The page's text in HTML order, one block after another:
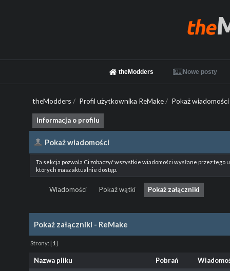
theModders Nowe posty
theModders / Profil użytkownika ReMake/ Pokaż wiadomości
Informacja o profilu
Pokaż wiadomości
Ta sekcja pozwala Ci zobaczyć wszystkie wiadomości wysłane przez
których masz aktualnie dostęp.
Wiadomości Pokaż wątki Pokaż załączniki
Pokaż załączniki - ReMake
Strony: [1]
Nazwa pliku Pobrań